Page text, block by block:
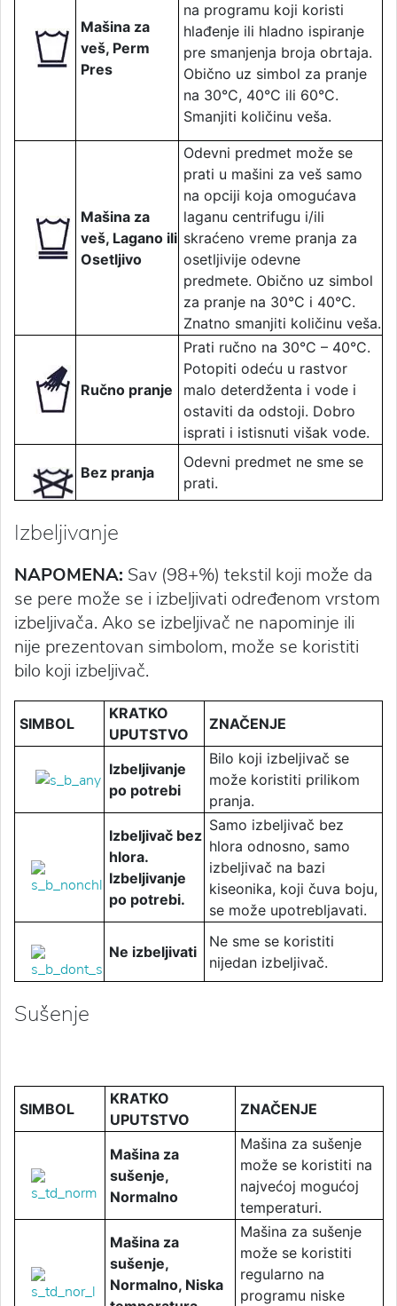
Mašina za
veš, Perm
Pres
na programu koji koristi
hlađenje ili hladno ispiranje
pre smanjenja broja obrtaja.
Obično uz simbol za pranje
na 30°C, 40°C ili 60°C.
Smanjiti količinu veša.
Mašina za
veš, Lagano ili
Osetljivo
Odevni predmet može se
prati u mašini za veš samo
na opciji koja omogućava
laganu centrifugu i/ili
skraćeno vreme pranja za
osetljivije odevne
predmete. Obično uz simbol
za pranje na 30°C i 40°C.
Znatno smanjiti količinu veša.
Ručno pranje
Prati ručno na 30°C – 40°C.
Potopiti odeću u rastvor
malo deterdženta i vode i
ostaviti da odstoji. Dobro
isprati i istisnuti višak vode.
Bez pranja
Odevni predmet ne sme se
prati.
Izbeljivanje
NAPOMENA: Sav (98+%) tekstil koji može da
se pere može se i izbeljivati određenom vrstom
izbeljivača. Ako se izbeljivač ne napominje ili
nije prezentovan simbolom, može se koristiti
bilo koji izbeljivač.
SIMBOL
KRATKO
UPUTSTVO
ZNAČENJE
Izbeljivanje
po potrebi
Bilo koji izbeljivač se
može koristiti prilikom
pranja.
Izbeljivač bez
hlora.
Izbeljivanje
po potrebi.
Samo izbeljivač bez
hlora odnosno, samo
izbeljivač na bazi
kiseonika, koji čuva boju,
se može upotrebljavati.
Ne izbeljivati
Ne sme se koristiti
nijedan izbeljivač.
Sušenje
SIMBOL
KRATKO
UPUTSTVO
ZNAČENJE
Mašina za
sušenje,
Normalno
Mašina za sušenje
može se koristiti na
najvećoj mogućoj
temperaturi.
Mašina za
sušenje,
Normalno, Niska
Mašina za sušenje
može se koristiti
regularno na
programu niske